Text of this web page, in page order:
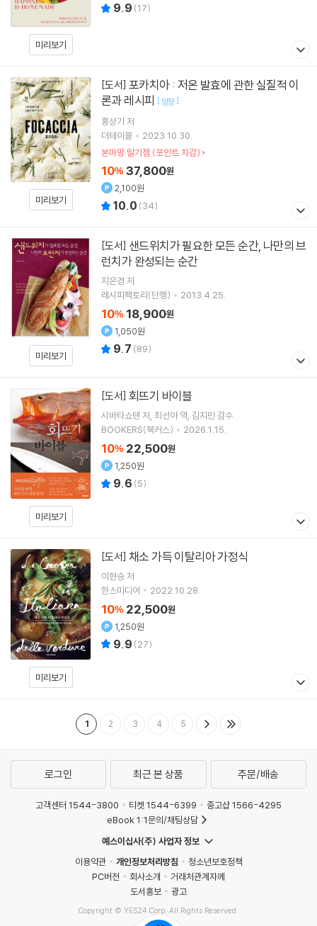
미리보기
9.9 (17)
미리보기
[도서]
론과 레시피 [ 양장]
홍상기 저
더테이블
2023.10.30.
본마망 딸기잼 (포인트 차감)
10% 37,800원
2,100원
10.0 (34)
미리보기
[도서]
런치가 완성되는 순간
지은경 저
레시피팩토리(단행)
2013.4.25.
10% 18,900원
1,050원
9.7 (89)
미리보기
[도서] 회뜨기 바이블
시바타쇼텐 저 최선아역 김지민 감수
BOOKERS(북커스)
2026.1.15.
10% 22,500원
1,250원
9.6 (5)
미리보기
[도서] 채소 가득 이탈리아 가정식
이현승저
한스미디어
2022.10.28.
10% 22,500원
1,250원
9.9 (27)
1 2 3 4 5
로그인 최근 본 상품 주문/배송
고객센터 1544-3800 티켓 1544-6399
중고샵 1566-4295
eBook 1:1문의/채팅상담
예스이십사(주) 사업자 정보
이용약관
개인정보처리방침
청소년보호정책
PC버전
회사소개
거래처관계자께
도서홍보
광고
Copyright © YES24 Corp. All Rights Reserved.